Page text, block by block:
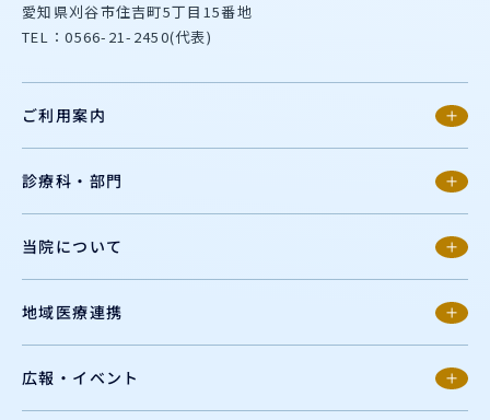
愛知県刈谷市住吉町5丁目15番地
TEL：0566-21-2450(代表)
ご利用案内
診療科・部門
当院について
地域医療連携
広報・イベント